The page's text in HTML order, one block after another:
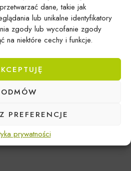
dane, takie jak
lub unikalne identyfikatory
zgody lub wycofanie zgody
na niektóre cechy i funkcje.
ODMÓW
PREFERENCJE
prywatności